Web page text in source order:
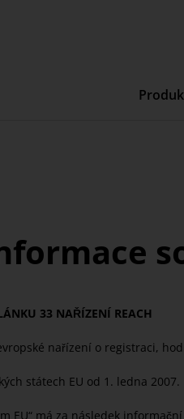
33 NAŘÍZENÍ REACH
nařízení o registraci,
státech EU od 1. ledna 2007.
EU“ má za následek